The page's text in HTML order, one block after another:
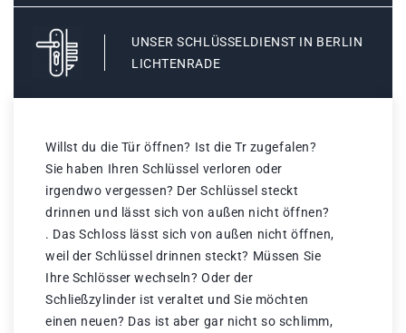
UNSER SCHLÜSSELDIENST IN BERLIN
LICHTENRADE
Willst du die Tür öffnen? Ist die Tr zugefalen?
Sie haben Ihren Schlüssel verloren oder
irgendwo vergessen? Der Schlüssel steckt
drinnen und lässt sich von außen nicht öffnen?
. Das Schloss lässt sich von außen nicht öffnen,
weil der Schlüssel drinnen steckt? Müssen Sie
Ihre Schlösser wechseln? Oder der
Schließzylinder ist veraltet und Sie möchten
einen neuen? Das ist aber gar nicht so schlimm,